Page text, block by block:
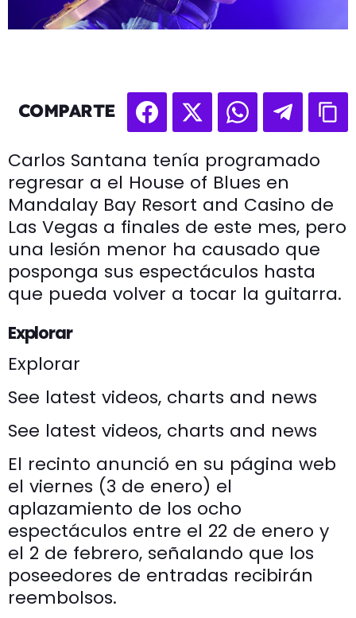
COMPARTE
Carlos Santana tenía programado
regresar a el House of Blues en
Mandalay Bay Resort and Casino de
Las Vegas a finales de este mes, pero
una lesión menor ha causado que
posponga sus espectáculos hasta
que pueda volver a tocar la guitarra.
Explorar
Explorar
See latest videos, charts and news
See latest videos, charts and news
El recinto anunció en su página web
el viernes (3 de enero) el
aplazamiento de los ocho
espectáculos entre el 22 de enero y
el 2 de febrero, señalando que los
poseedores de entradas recibirán
reembolsos.